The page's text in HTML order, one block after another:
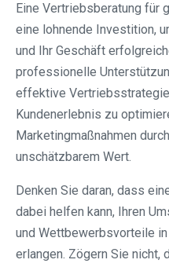
Eine Vertriebsberatung für
eine lohnende Investition,
und Ihr Geschäft
professionelle
effektive
Kundenerlebnis zu
Marketingmaßnahmen
unschätzbarem Wert.
Denken Sie daran, dass
dabei helfen kann, Ihren
und Wettbewerbsvorteile
erlangen. Zögern Sie nicht,